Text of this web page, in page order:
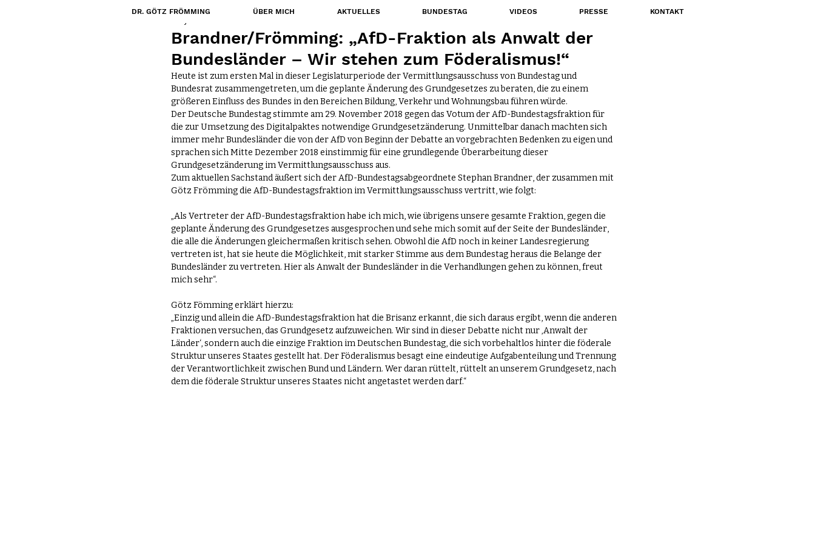
Brandner/Frömming: „AfD-Fraktion als Anwalt der
Bundesländer – Wir stehen zum Föderalismus!“
Heute ist zum ersten Mal in dieser Legislaturperiode der Vermittlungsausschuss von Bundestag und
Bundesrat zusammengetreten, um die geplante Änderung des Grundgesetzes zu beraten, die zu einem
größeren Einfluss des Bundes in den Bereichen Bildung, Verkehr und Wohnungsbau führen würde.
Der Deutsche Bundestag stimmte am 29. November 2018 gegen das Votum der AfD-Bundestagsfraktion für
die zur Umsetzung des Digitalpaktes notwendige Grundgesetzänderung. Unmittelbar danach machten sich
immer mehr Bundesländer die von der AfD von Beginn der Debatte an vorgebrachten Bedenken zu eigen und
sprachen sich Mitte Dezember 2018 einstimmig für eine grundlegende Überarbeitung dieser
Grundgesetzänderung im Vermittlungsausschuss aus.
Zum aktuellen Sachstand äußert sich der AfD-Bundestagsabgeordnete Stephan Brandner, der zusammen mit
Götz Frömming die AfD-Bundestagsfraktion im Vermittlungsausschuss vertritt, wie folgt:
„Als Vertreter der AfD-Bundestagsfraktion habe ich mich, wie übrigens unsere gesamte Fraktion, gegen die
geplante Änderung des Grundgesetzes ausgesprochen und sehe mich somit auf der Seite der Bundesländer,
die alle die Änderungen gleichermaßen kritisch sehen. Obwohl die AfD noch in keiner Landesregierung
vertreten ist, hat sie heute die Möglichkeit, mit starker Stimme aus dem Bundestag heraus die Belange der
Bundesländer zu vertreten. Hier als Anwalt der Bundesländer in die Verhandlungen gehen zu können, freut
mich sehr“.
Götz Fömming erklärt hierzu:
„Einzig und allein die AfD-Bundestagsfraktion hat die Brisanz erkannt, die sich daraus ergibt, wenn die anderen
Fraktionen versuchen, das Grundgesetz aufzuweichen. Wir sind in dieser Debatte nicht nur ‚Anwalt der
Länder‘, sondern auch die einzige Fraktion im Deutschen Bundestag, die sich vorbehaltlos hinter die föderale
Struktur unseres Staates gestellt hat. Der Föderalismus besagt eine eindeutige Aufgabenteilung und Trennung
der Verantwortlichkeit zwischen Bund und Ländern. Wer daran rüttelt, rüttelt an unserem Grundgesetz, nach
dem die föderale Struktur unseres Staates nicht angetastet werden darf.“
DR. GÖTZ FRÖMMING ÜBER MICH AKTUELLES BUNDESTAG VIDEOS PRESSE KONTAKT